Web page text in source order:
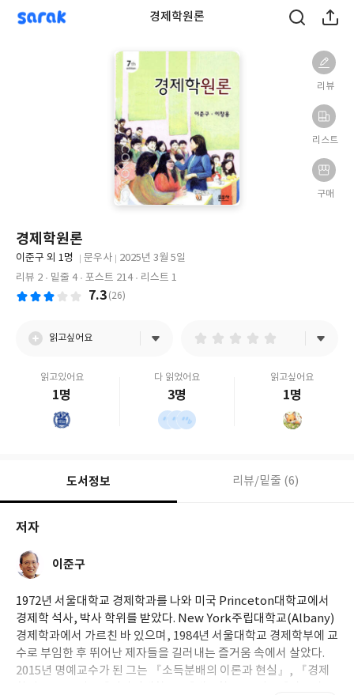
sarak 경제학원론
리뷰
리스트
구매
경제학원론
글
쓴
이준구 외 1명
사
문우사
출
일
2025년 3월 5일
리뷰 2
밑줄 4 포스트 214 리스트 1
7.3 (26)
읽고싶어요
읽고있어요
1명
다 읽었어요
3명
읽고싶어요
1명
도서정보 리뷰/밑줄 (6)
저자
이준구
1972년 서울대학교 경제학과를 나와 미국 Princeton대학교에서
경제학 석사, 박사 학위를 받았다. New York주립대학교(Albany)
경제학과에서 가르친 바 있으며, 1984년 서울대학교 경제학부에 교
수로 부임한 후 뛰어난 제자들을 길러내는 즐거움 속에서 살았다.
2015년 명예교수가 된 그는 『소득분배의 이론과 현실』, 『경제